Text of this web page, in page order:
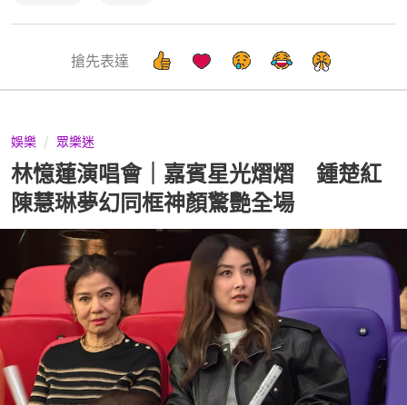
搶先表達
娛樂 眾樂迷
林憶蓮演唱會｜嘉賓星光熠熠 鍾楚紅
陳慧琳夢幻同框神顏驚艷全場